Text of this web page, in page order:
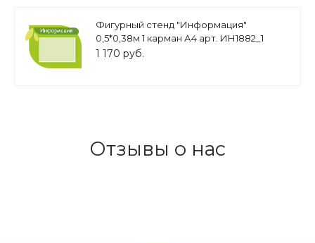
Фигурный стенд "Информация"
0,5*0,38м 1 карман А4 арт. ИН1882_1
1 170 руб.
Отзывы о нас